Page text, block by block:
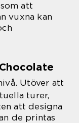
att
vuxna kan
Utöver att
turer,
att designa
de printas